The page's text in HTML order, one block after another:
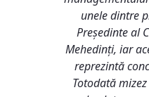
unele dintre
Președinte al
Mehedinți, iar
reprezintă
Totodată